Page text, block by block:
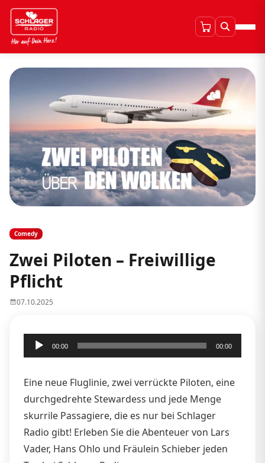
Comedy
Zwei Piloten – Freiwillige
Pflicht
07.10.2025
Audio-
Player
00:00 00:00
Eine neue Fluglinie, zwei verrückte Piloten, eine
durchgedrehte Stewardess und jede Menge
skurrile Passagiere, die es nur bei Schlager
Radio gibt! Erleben Sie die Abenteuer von Lars
Vader, Hans Ohlo und Fräulein Schieber jeden